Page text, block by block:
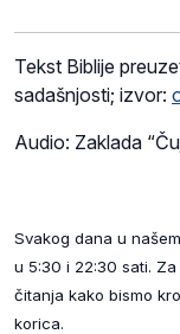
Tekst Biblije
sadašnjosti; izvor:
Audio: Zaklada
Svakog dana u
u 5:30 i 22:30 sati.
čitanja kako bismo
korica.